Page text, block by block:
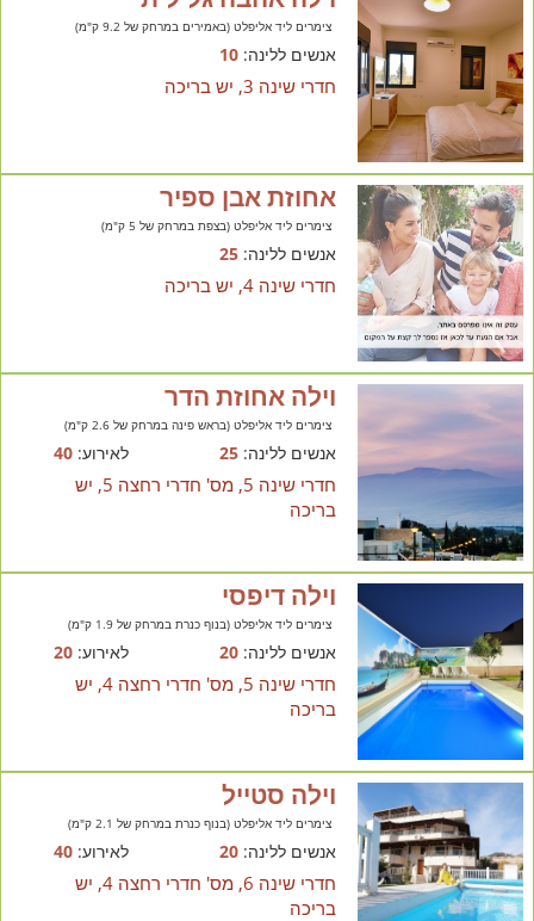
צימרים ליד אליפלט (באמירים במרחק של 9.2 ק"מ)
אנשים ללינה:10
חדרי שינה 3, יש בריכה
אחוזת אבן ספיר
צימרים ליד אליפלט (בצפת במרחק של 5 ק"מ)
אנשים ללינה:25
חדרי שינה 4, יש בריכה
וילה אחוזת הדר
צימרים ליד אליפלט (בראש פינה במרחק של 2.6 ק"מ)
אנשים ללינה:25 לאירוע:40
חדרי שינה 5, מס' חדרי רחצה 5, יש
בריכה
וילה דיפסי
צימרים ליד אליפלט (בנוף כנרת במרחק של 1.9 ק"מ)
אנשים ללינה:20 לאירוע:20
חדרי שינה 5, מס' חדרי רחצה 4, יש
בריכה
וילה סטייל
צימרים ליד אליפלט (בנוף כנרת במרחק של 2.1 ק"מ)
אנשים ללינה:20 לאירוע:40
חדרי שינה 6, מס' חדרי רחצה 4, יש
בריכה